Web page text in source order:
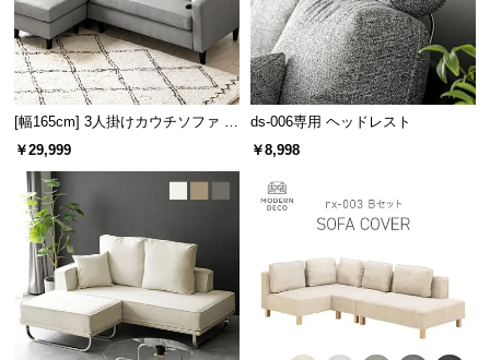
に
つ
い
て
返
品・
キ
ャ
ン
セ
ル
つ
[幅165cm] 3人掛けカウチソファ レ
ギュラータイプ
￥29,999
ds-006専用 ヘッドレスト
￥8,998